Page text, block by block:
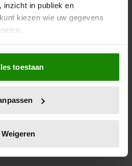
inzicht in publiek en
kiezen wie uw gegevens
we ook graag:
over uw geografische
meter nauwkeurig kan zijn
eigenschappen (fingerprinting)
in het
toestaan
Weigeren